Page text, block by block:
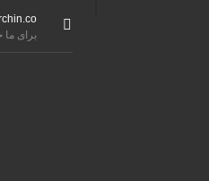
برای